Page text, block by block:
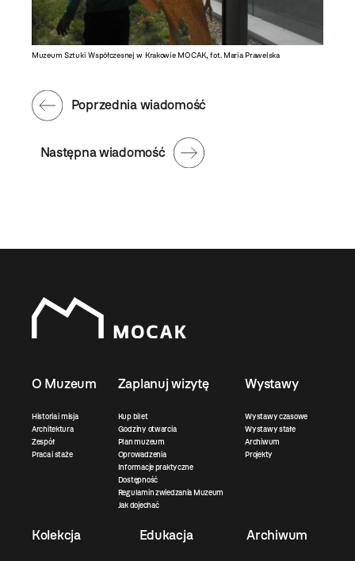
Muzeum Sztuki Współczesnej w Krakowie MOCAK, fot. Maria Prawelska
Następna wiadomość
Poprzednia wiadomość
O Muzeum
Historia i misja
Architektura
Zespół
Praca i staże
Zaplanuj wizytę
Kup bilet
Godziny otwarcia
Plan muzeum
Oprowadzenia
Informacje praktyczne
Dostępność
Regulamin zwiedzania Muzeum
Jak dojechać
Wystawy
Wystawy czasowe
Wystawy stałe
Archiwum
Projekty
Kolekcja Edukacja Archiwum